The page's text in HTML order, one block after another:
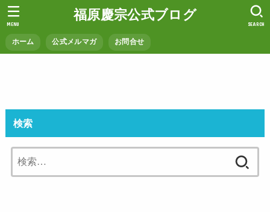
福原慶宗公式ブログ
ホーム 公式メルマガ お問合せ
SEARCH
MENU
検索
索: